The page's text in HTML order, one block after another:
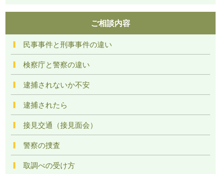
ご相談内容
民事事件と刑事事件の違い
検察庁と警察の違い
逮捕されないか不安
逮捕されたら
接見交通（接見面会）
警察の捜査
取調べの受け方